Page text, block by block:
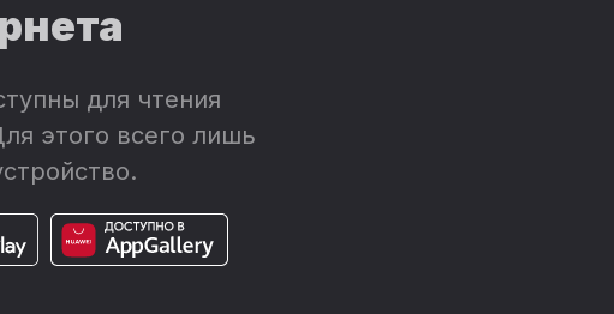
для чтения
этого всего лишь